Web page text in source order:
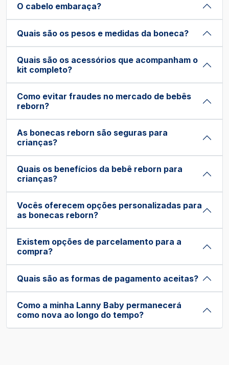
O cabelo embaraça?
Quais são os pesos e medidas da boneca?
Quais são os acessórios que acompanham o
kit completo?
Como evitar fraudes no mercado de bebês
reborn?
As bonecas reborn são seguras para
crianças?
Quais os benefícios da bebê reborn para
crianças?
Vocês oferecem opções personalizadas para
as bonecas reborn?
Existem opções de parcelamento para a
compra?
Quais são as formas de pagamento aceitas?
Como a minha Lanny Baby permanecerá
como nova ao longo do tempo?